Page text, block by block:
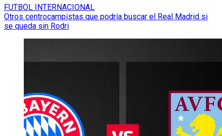
FUTBOL INTERNACIONAL
Otros centrocampistas que podría buscar el Real Madrid si
se queda sin Rodri